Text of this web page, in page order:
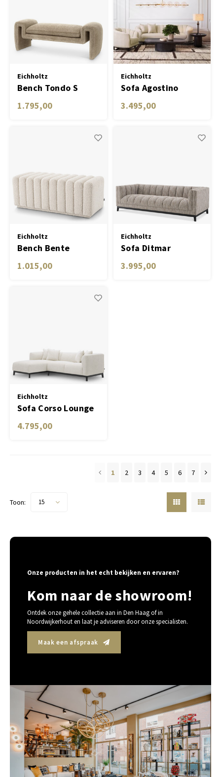
Eichholtz
Bench Tondo S
1.795,00
Eichholtz
Sofa Agostino
3.495,00
Eichholtz
Bench Bente
1.015,00
Eichholtz
Sofa Ditmar
3.995,00
Eichholtz
Sofa Corso Lounge
left
4.795,00
1 2 3 4 5 6 7
Toon: 15
Onze producten in het echt bekijken en ervaren?
Kom naar de showroom!
Ontdek onze gehele collectie aan in Den Haag of in
Noordwijkerhout en laat je adviseren door onze specialisten.
Maak een afspraak